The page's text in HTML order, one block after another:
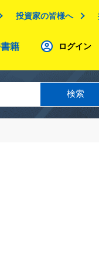
投資家の皆様へ
籍 ログイン
検索